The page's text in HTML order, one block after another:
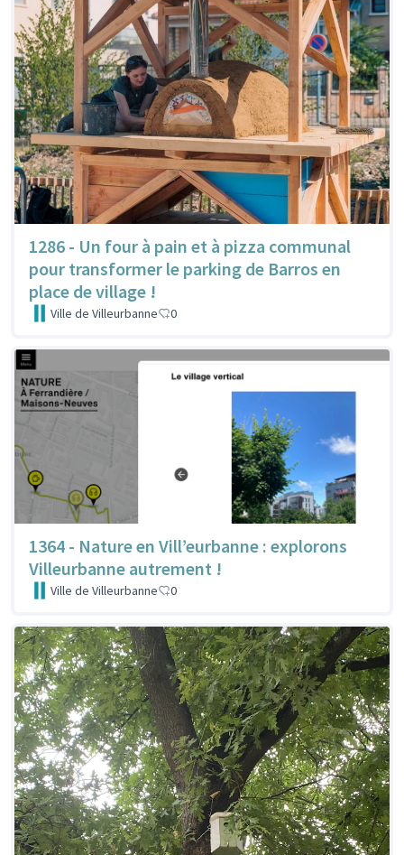
1286 - Un four à pain et à pizza communal
pour transformer le parking de Barros en
place de village !
Ville de Villeurbanne 0
1364 - Nature en Vill’eurbanne : explorons
Villeurbanne autrement !
Ville de Villeurbanne 0